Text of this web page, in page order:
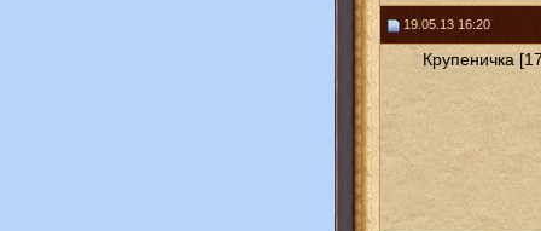
19.05.13 16:20
Крупеничка